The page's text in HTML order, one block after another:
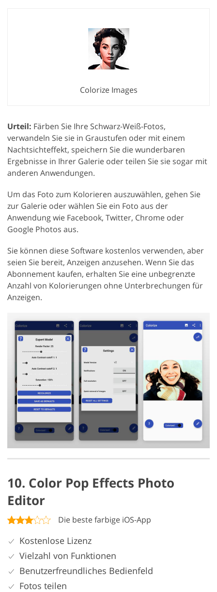
Colorize Images
Urteil: Färben Sie Ihre Schwarz-Weiß-Fotos,
verwandeln Sie sie in Graustufen oder mit einem
Nachtsichteffekt, speichern Sie die wunderbaren
Ergebnisse in Ihrer Galerie oder teilen Sie sie sogar mit
anderen Anwendungen.
Um das Foto zum Kolorieren auszuwählen, gehen Sie
zur Galerie oder wählen Sie ein Foto aus der
Anwendung wie Facebook, Twitter, Chrome oder
Google Photos aus.
Sie können diese Software kostenlos verwenden, aber
seien Sie bereit, Anzeigen anzusehen. Wenn Sie das
Abonnement kaufen, erhalten Sie eine unbegrenzte
Anzahl von Kolorierungen ohne Unterbrechungen für
Anzeigen.
10. Color Pop Effects Photo
Editor
Die beste farbige iOS-App
Kostenlose Lizenz
Vielzahl von Funktionen
Benutzerfreundliches Bedienfeld
Fotos teilen